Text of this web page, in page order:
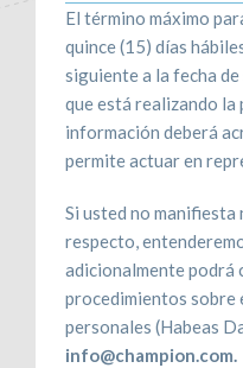
El término máximo
quince (15) días
siguiente a la fecha
que está realizando
información deberá
permite actuar en
Si usted no
respecto,
adicionalmente podrá
procedimientos sobre
personales (Habeas
info@champion.com.